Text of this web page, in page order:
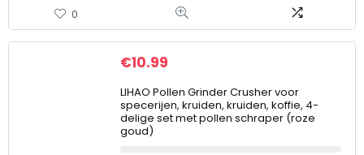
0
€10.99
LIHAO Pollen Grinder Crusher voor
specerijen, kruiden, kruiden, koffie, 4-
delige set met pollen schraper (roze
goud)